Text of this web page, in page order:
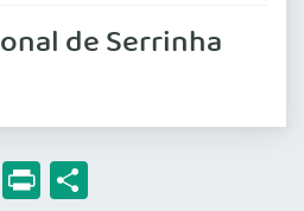
de Serrinha
Email
Print